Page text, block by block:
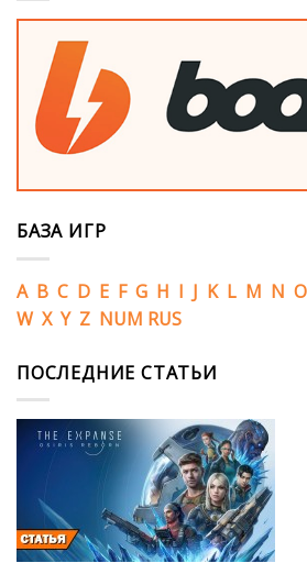
БАЗА ИГР
A B C D E F G H I J K L M N O
W X Y Z NUM RUS
ПОСЛЕДНИЕ СТАТЬИ